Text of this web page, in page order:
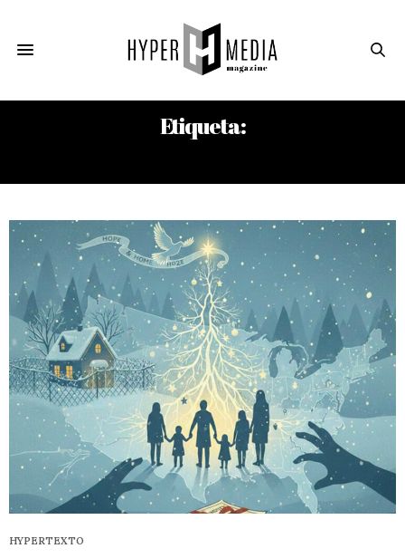
Etiqueta:
HYPERTEXTO